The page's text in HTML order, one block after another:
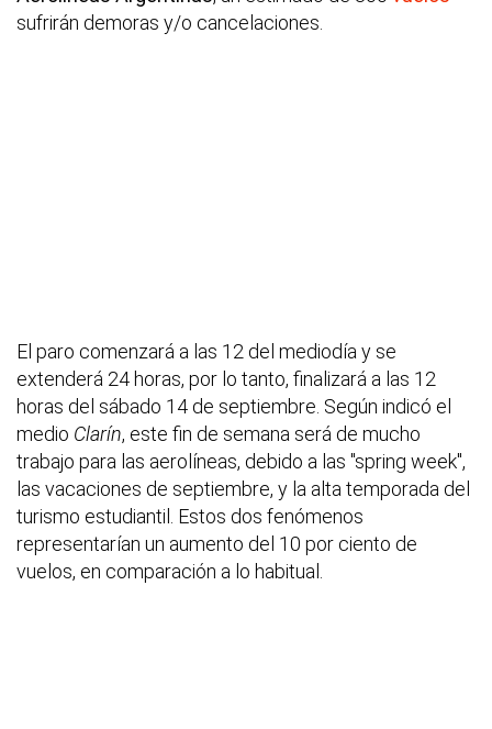
sufrirán demoras y/o cancelaciones.
El paro comenzará a las 12 del mediodía y se
extenderá 24 horas, por lo tanto, finalizará a las 12
horas del sábado 14 de septiembre. Según indicó el
medio Clarín, este fin de semana será de mucho
trabajo para las aerolíneas, debido a las "spring week",
las vacaciones de septiembre, y la alta temporada del
turismo estudiantil. Estos dos fenómenos
representarían un aumento del 10 por ciento de
vuelos, en comparación a lo habitual.